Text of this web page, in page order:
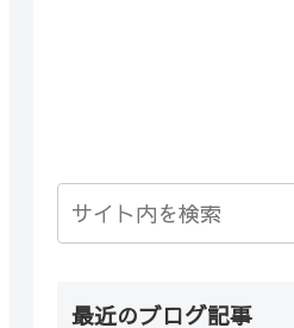
最近のブログ記事